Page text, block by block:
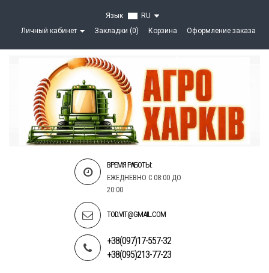
Язык
RU
Личный кабинет
Закладки (0) Корзина Оформление заказа
ВРЕМЯ РАБОТЫ:
ЕЖЕДНЕВНО С 08:00 ДО
20:00
TOD.VIT@GMAIL.COM
+38(097)17-557-32
+38(095)213-77-23